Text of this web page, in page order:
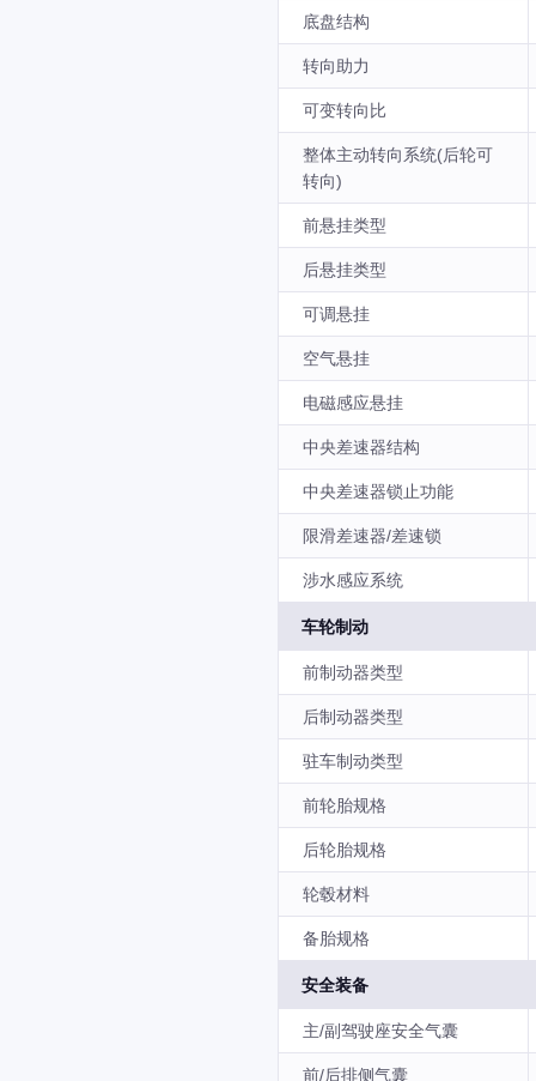
底盘结构
转向助力
可变转向比
整体主动转向系统(后轮可
转向)
前悬挂类型
后悬挂类型
可调悬挂
空气悬挂
电磁感应悬挂
中央差速器结构
中央差速器锁止功能
限滑差速器/差速锁
涉水感应系统
车轮制动
前制动器类型
后制动器类型
驻车制动类型
前轮胎规格
后轮胎规格
轮毂材料
备胎规格
安全装备
主/副驾驶座安全气囊
前/后排侧气囊